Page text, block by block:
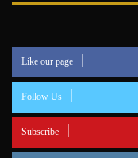
Like our page
Follow Us
Subscribe